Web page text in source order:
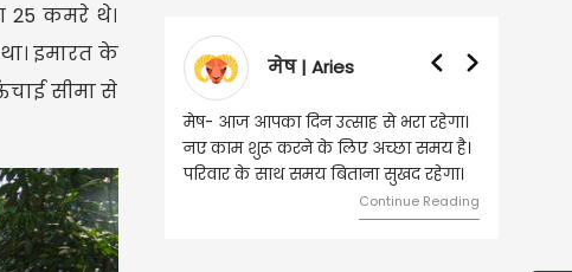
25 कमरे थे।
इमारत के
सीमा से
वृषभ | Taurus
वृष- आज का दिन इस राशि के जातकों के
लिए शुभ रहने वाला है। धन और नौकरी के
मामलों में सफलता मिलेगी। मित्रों से
मेलजोल बढ़ेगा। आर्थिक निवेश सोच-